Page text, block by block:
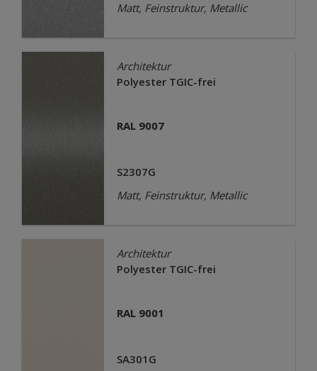
Matt, Feinstruktur, Metallic
Architektur
Polyester TGIC-frei
RAL 9007
S2307G
Matt, Feinstruktur, Metallic
Architektur
Polyester TGIC-frei
RAL 9001
SA301G